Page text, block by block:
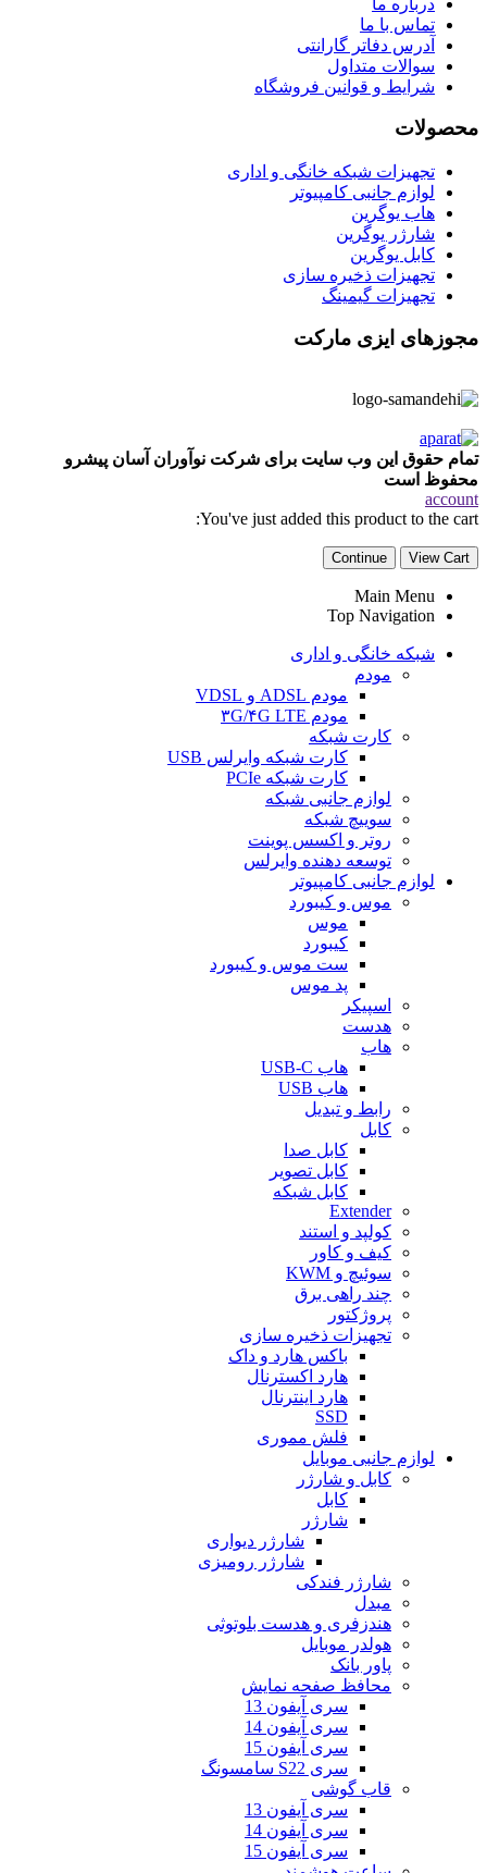
تماس با ما
آدرس دفاتر گارانتی
سوالات متداول
شرایط و قوانین فروشگاه
محصولات
تجهیزات شبکه خانگی و اداری
لوازم جانبی کامپیوتر
هاب یوگرین
شارژر یوگرین
کابل یوگرین
تجهیزات ذخیره سازی
تجهیزات گیمینگ
مجوزهای ایزی مارکت
تمام حقوق این وب سایت برای شرکت نوآوران آسان پیشرو
محفوظ است
account
You've just added this product to the cart:
View Cart
Continue
Main Menu
Top Navigation
شبکه خانگی و اداری
مودم
مودم ADSL و VDSL
مودم ۳G/۴G LTE
کارت شبکه
کارت شبکه وایرلس USB
کارت شبکه PCIe
لوازم جانبی شبکه
سوییچ شبکه
روتر و اکسس پوینت
توسعه دهنده وایرلس
لوازم جانبی کامپیوتر
موس و کیبورد
موس
کیبورد
ست موس و کیبورد
پد موس
اسپیکر
هدست
هاب
هاب USB-C
هاب USB
رابط و تبدیل
کابل
کابل صدا
کابل تصویر
کابل شبکه
Extender
کولپد و استند
کیف و کاور
سوئیچ و KWM
چند راهی برق
پروژکتور
تجهیزات ذخیره سازی
باکس هارد و داک
هارد اکسترنال
هارد اینترنال
SSD
فلش مموری
لوازم جانبی موبایل
کابل و شارژر
کابل
شارژر
شارژر دیواری
شارژر رومیزی
شارژر فندکی
مبدل
هندزفری و هدست بلوتوثی
هولدر موبایل
پاور بانک
محافظ صفحه نمایش
سری آیفون 13
سری آیفون 14
سری آیفون 15
سری S22 سامسونگ
قاب گوشی
سری آیفون 13
سری آیفون 14
سری آیفون 15